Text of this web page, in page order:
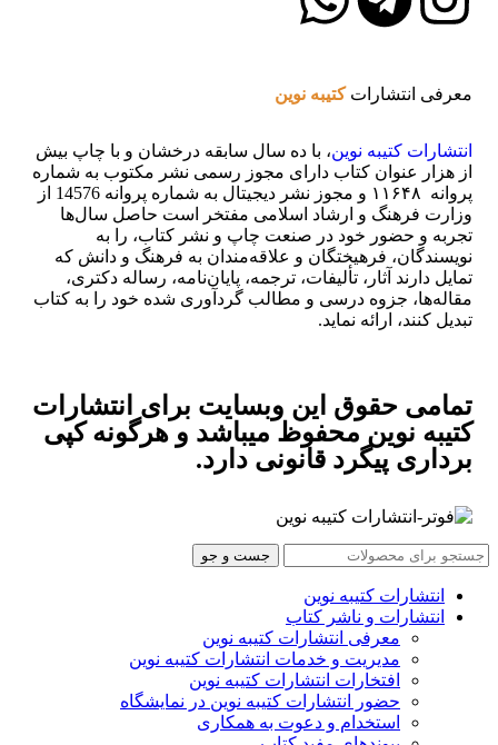
معرفی انتشاراتکتیبه نوین
انتشارات کتیبه نوین، با ده سال سابقه درخشان و با چاپ بیش
از هزار عنوان کتاب دارای مجوز رسمی نشر مکتوب به شماره
پروانه ۱۱۶۴۸ و مجوز نشر دیجیتال به شماره پروانه 14576 از
وزارت فرهنگ و ارشاد اسلامی مفتخر است حاصل سال‌ها
تجربه و حضور خود در صنعت چاپ و نشر کتاب، را به
نویسندگان، فرهیختگان و علاقه‌مندان به فرهنگ و دانش که
تمایل دارند آثار، تألیفات، ترجمه، پایان‌نامه، رساله دکتری،
مقاله‌ها، جزوه درسی و مطالب گردآوری شده خود را به کتاب
تبدیل کنند، ارائه نماید.
تمامی حقوق این وبسایت برای انتشارات
کتیبه نوین محفوظ میباشد و هرگونه کپی
برداری پیگرد قانونی دارد.
جست و جو
انتشارات کتیبه نوین
انتشارات و ناشر کتاب
معرفی انتشارات کتیبه نوین
مدیریت و خدمات انتشارات کتیبه نوین
افتخارات انتشارات کتیبه نوین
حضور انتشارات کتیبه نوین در نمایشگاه‌
استخدام و دعوت به همکاری